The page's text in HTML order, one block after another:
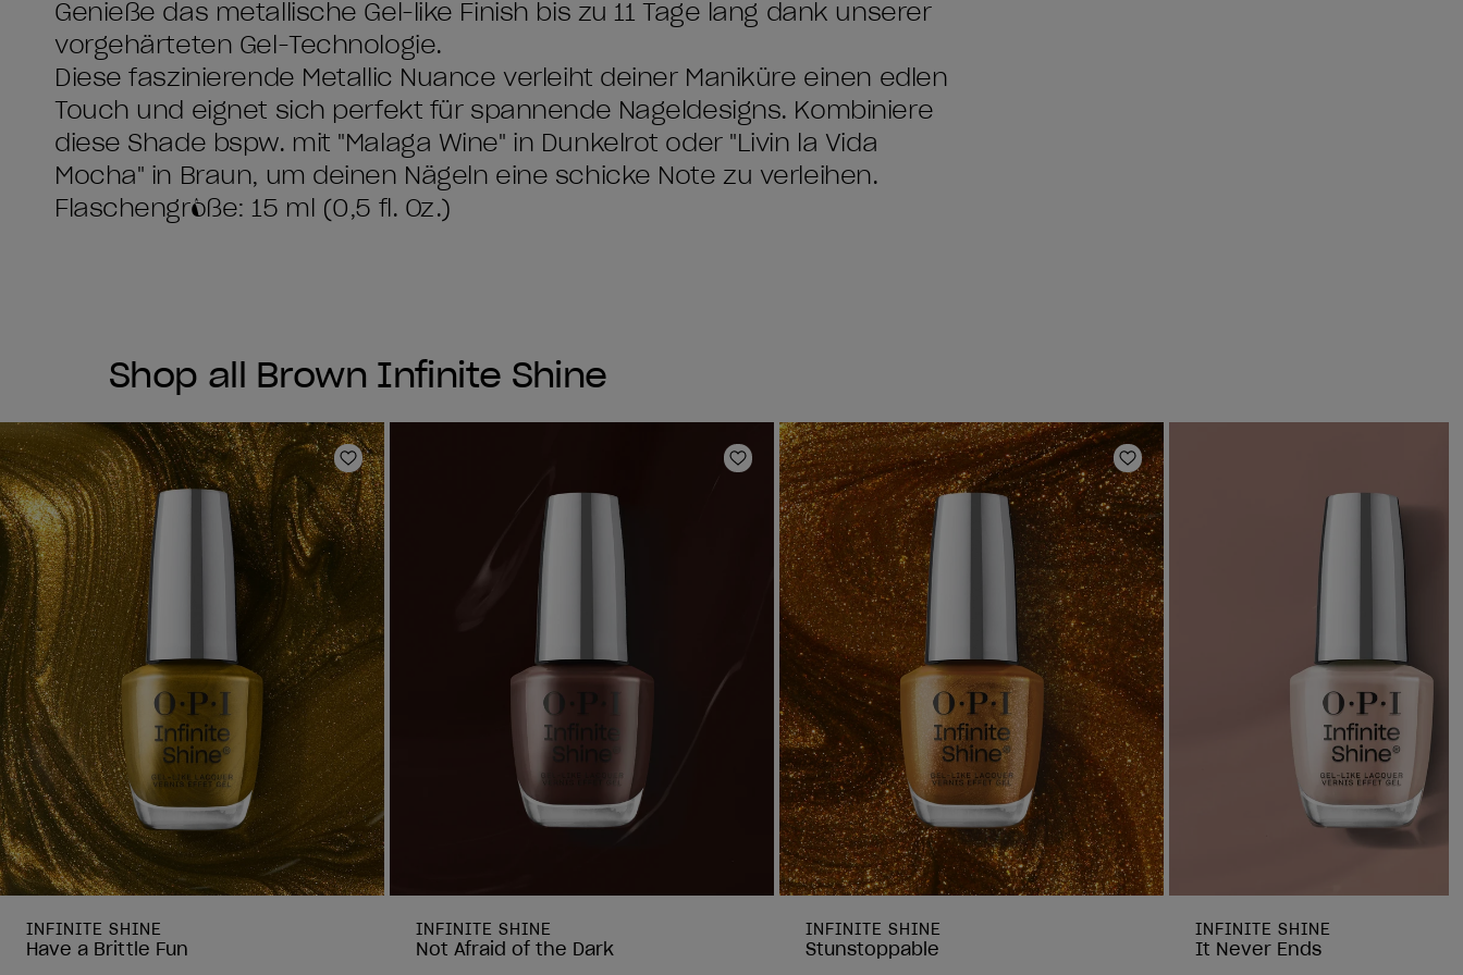
Genieße das metallische Gel-like Finish bis zu 11 Tage lang dank unserer
vorgehärteten Gel-Technologie.
Diese faszinierende Metallic Nuance verleiht deiner Maniküre einen edlen
Touch und eignet sich perfekt für spannende Nageldesigns. Kombiniere
diese Shade bspw. mit "Malaga Wine" in Dunkelrot oder "Livin la Vida
Mocha" in Braun, um deinen Nägeln eine schicke Note zu verleihen.
Flaschengröße: 15 ml (0,5 fl. Oz.)
Shop all Brown Infinite Shine
Zur Wunschliste hinzufügen
INFINITE SHINE
Have a Brittle Fun
Zur Wunschliste hinzufügen
INFINITE SHINE
Not Afraid of the Dark
Zur Wunschliste hinzufügen
INFINITE SHINE
Stunstoppable
INFINITE SHINE
It Never Ends